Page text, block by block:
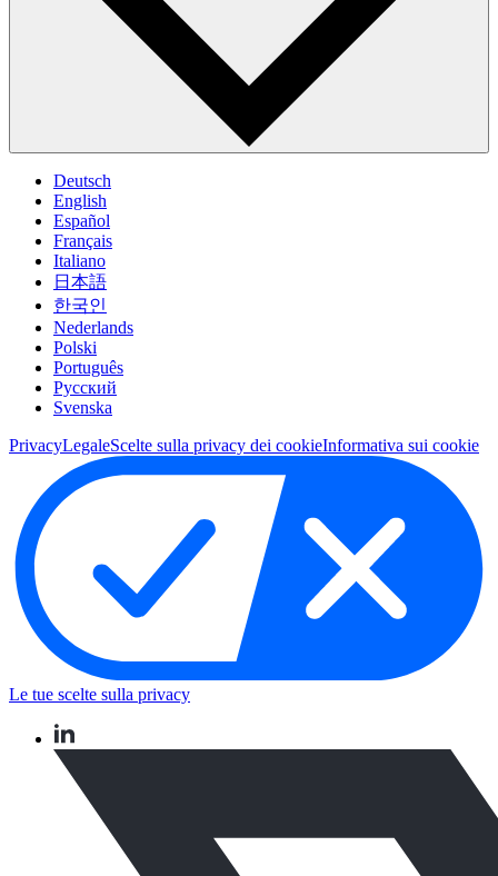
Deutsch
English
Español
Français
Italiano
日本語
한국인
Nederlands
Polski
Português
Pусский
Svenska
PrivacyLegaleScelte sulla privacy dei cookieInformativa sui cookie
Le tue scelte sulla privacy